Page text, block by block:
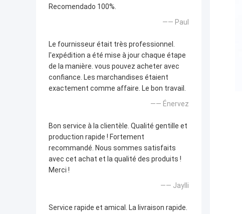
Recomendado 100%.
—— Paul
Le fournisseur était très professionnel.
l'expédition a été mise à jour chaque étape
de la manière. vous pouvez acheter avec
confiance. Les marchandises étaient
exactement comme affaire. Le bon travail.
—— Énervez
Bon service à la clientèle. Qualité gentille et
production rapide ! Fortement
recommandé. Nous sommes satisfaits
avec cet achat et la qualité des produits !
Merci !
—— Jaylli
Service rapide et amical. La livraison rapide.